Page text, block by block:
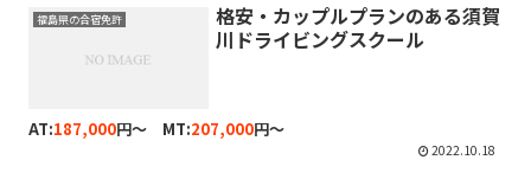
福島県の合宿免許
格安・カップルプランのある須賀
川ドライビングスクール
AT:187,000円～ MT:207,000円～
2022.10.18